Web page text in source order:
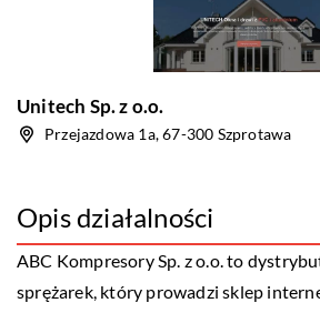
Unitech Sp. z o.o.
Przejazdowa 1a, 67-300 Szprotawa
Opis działalności
ABC Kompresory Sp. z o.o. to
sprężarek, który prowadzi sklep